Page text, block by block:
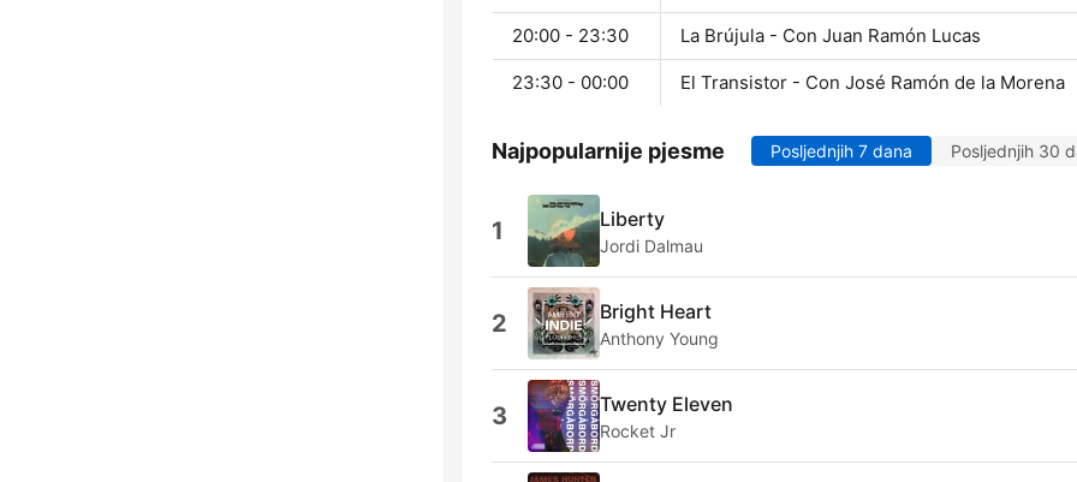
20:00 - 23:30 La Brújula - Con Juan Ramón Lucas
23:30 - 00:00 El Transistor - Con José Ramón de la Morena
Najpopularnije pjesme Posljednjih 7 dana Posljednjih 30
1 Liberty
Jordi Dalmau
2 Bright Heart
Anthony Young
3 Twenty Eleven
Rocket Jr